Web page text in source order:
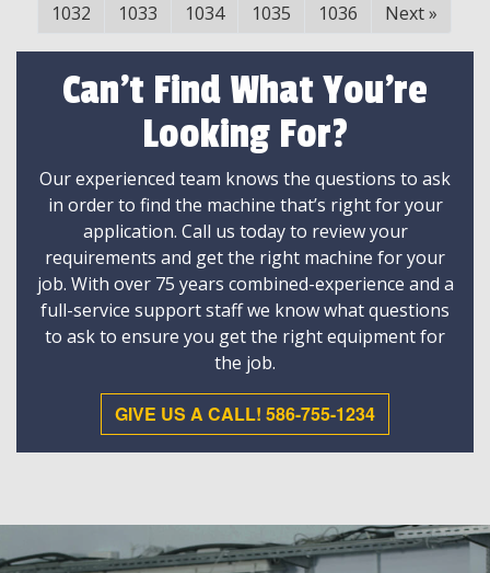
1032
1033 1034 1035 1036 Next»
Can't Find What You're
Looking For?
Our experienced team knows the questions to ask
in order to find the machine that’s right for your
application. Call us today to review your
requirements and get the right machine for your
job. With over 75 years combined-experience and a
full-service support staff we know what questions
to ask to ensure you get the right equipment for
the job.
GIVE US A CALL! 586-755-1234